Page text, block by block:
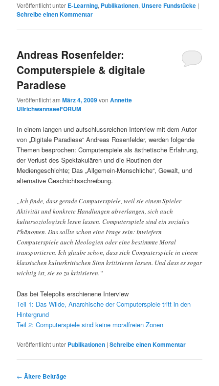
Veröffentlicht unter E-Learning, Publikationen, Unsere Fundstücke |
Schreibe einen Kommentar
Andreas Rosenfelder:
Computerspiele & digitale
Paradiese
Veröffentlicht amMärz 4, 2009vonAnnette
UllrichwannseeFORUM
In einem langen und aufschlussreichen Interview mit dem Autor
von „Digitale Paradiese“ Andreas Rosenfelder, werden folgende
Themen besprochen: Computerspiele als ästhetische Erfahrung,
der Verlust des Spektakulären und die Routinen der
Mediengeschichte; Das „Allgemein-Menschliche“, Gewalt, und
alternative Geschichtsschreibung.
„Ich finde, dass gerade Computerspiele, weil sie einem Spieler
Aktivität und konkrete Handlungen abverlangen, sich auch
kultursoziologisch lesen lassen. Computerspiele sind ein soziales
Phänomen. Das sollte schon eine Frage sein: Inwiefern
Computerspiele auch Ideologien oder eine bestimmte Moral
transportieren. Ich glaube schon, dass sich Computerspiele in einem
klassischen kulturkritischen Sinn kritisieren lassen. Und dass es sogar
wichtig ist, sie so zu kritisieren.“
Das bei Telepolis erschienene Interview
Teil 1: Das Wilde, Anarchische der Computerspiele tritt in den
Hintergrund
Teil 2: Computerspiele sind keine moralfreien Zonen
Veröffentlicht unter Publikationen |Schreibe einen Kommentar
Beitrags-
← Ältere Beiträge